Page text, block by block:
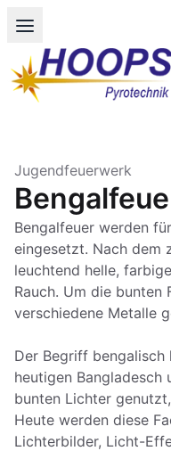
Open main menu
Jugendfeuerwerk
Bengalfeuer werden
eingesetzt. Nach dem
leuchtend helle,
Rauch. Um die bunten
verschiedene Metalle
Der Begriff bengalisch
heutigen Bangladesch
bunten Lichter
Heute werden diese
Lichterbilder, Licht-